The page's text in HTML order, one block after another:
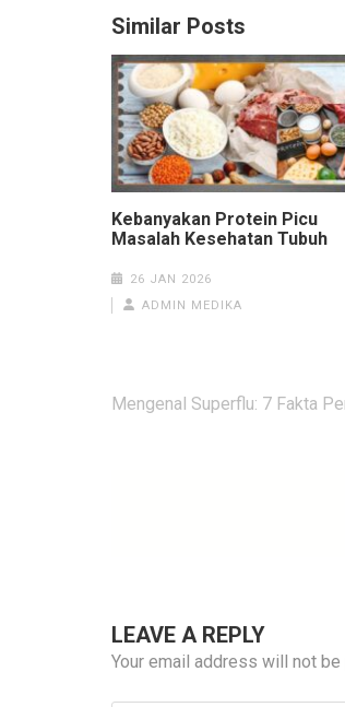
Similar Posts
Kebanyakan Protein Picu
Masalah Kesehatan Tubuh
26 JAN 2026
ADMIN MEDIKA
Post
Mengenal Superflu: 7 Fakta
LEAVE A REPLY
Your email address will not be